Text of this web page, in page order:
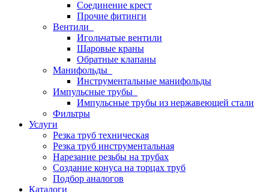
Соединение крест
Прочие фитинги
Вентили
Игольчатые вентили
Шаровые краны
Обратные клапаны
Манифольды
Инструментальные манифольды
Импульсные трубы
Импульсные трубы из нержавеющей стали
Фильтры
Услуги
Резка труб техническая
Резка труб инструментальная
Нарезание резьбы на трубах
Создание конуса на торцах труб
Подбор аналогов
Каталоги